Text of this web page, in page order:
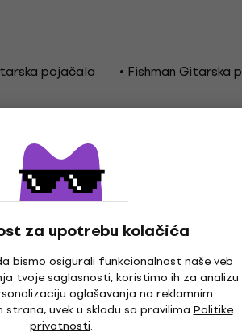
za upotrebu kolačića
bismo osigurali funkcionalnost naše veb
tvoje saglasnosti, koristimo ih za analizu
oglašavanja na reklamnim
uvek u skladu sa pravilimaPolitike
privatnosti.
pojačala Fishman Gitarska